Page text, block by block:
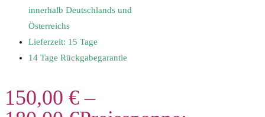
innerhalb Deutschlands und
Österreichs
Lieferzeit: 15 Tage
14 Tage Rückgabegarantie
150,00 € –